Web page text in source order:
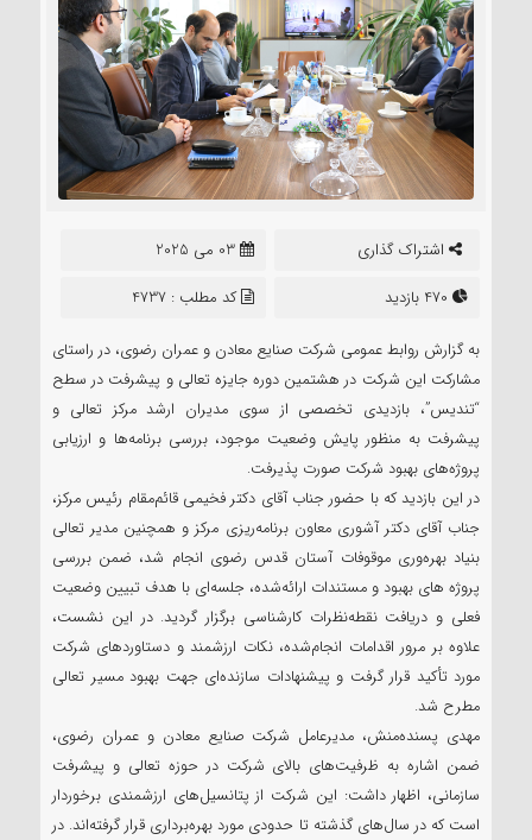
اشتراک گذاری
03 می 2025
کد مطلب : 4737
به گزارش روابط عمومی شرکت صنایع معادن و عمران رضوی، در راستای
مشارکت این شرکت در هشتمین دوره جایزه تعالی و پیشرفت در سطح
“تندیس”، بازدیدی تخصصی از سوی مدیران ارشد مرکز تعالی و
پیشرفت به منظور پایش وضعیت موجود، بررسی برنامه‌ها و ارزیابی
پروژه‌های بهبود شرکت صورت پذیرفت.
در این بازدید که با حضور جناب آقای دکتر فخیمی قائم‌مقام رئیس مرکز،
جناب آقای دکتر آشوری معاون برنامه‌ریزی مرکز و همچنین مدیر تعالی
بنیاد بهره‌وری موقوفات آستان قدس رضوی انجام شد، ضمن بررسی
پروژه های بهبود و مستندات ارائه‌شده، جلسه‌ای با هدف تبیین وضعیت
فعلی و دریافت نقطه‌نظرات کارشناسی برگزار گردید. در این نشست،
علاوه بر مرور اقدامات انجام‌شده، نکات ارزشمند و دستاوردهای شرکت
مورد تأکید قرار گرفت و پیشنهادات سازنده‌ای جهت بهبود مسیر تعالی
مطرح شد.
مهدی پسنده‌منش، مدیرعامل شرکت صنایع معادن و عمران رضوی،
ضمن اشاره به ظرفیت‌های بالای شرکت در حوزه تعالی و پیشرفت
سازمانی، اظهار داشت: این شرکت از پتانسیل‌های ارزشمندی برخوردار
است که در سال‌های گذشته تا حدودی مورد بهره‌برداری قرار گرفته‌اند. در